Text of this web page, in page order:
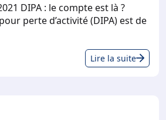
DIPA : le compte est là ?
perte d’activité (DIPA) est de
Lire la suite
aux